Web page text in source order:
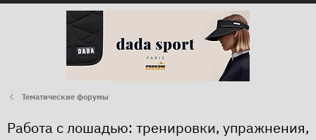
Тематические форумы
Работа с лошадью: тренировки, упражнения,